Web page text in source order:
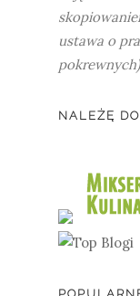
ustawa o
pokrewnych)
NALEŻĘ DO